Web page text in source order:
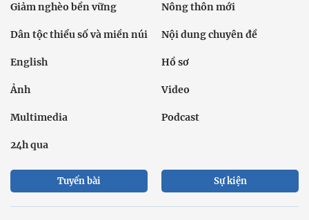
Giảm nghèo bền vững Nông thôn mới
Dân tộc thiểu số và miền núi Nội dung chuyên đề
English Hồ sơ
Ảnh Video
Multimedia Podcast
24h qua
Tuyến bài Sự kiện